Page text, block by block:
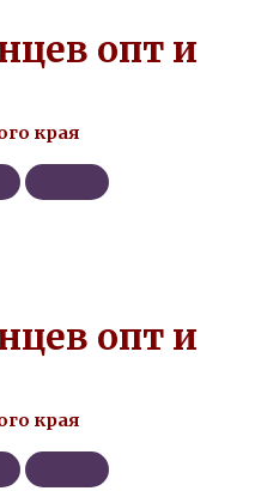
опт и
края
опт и
края